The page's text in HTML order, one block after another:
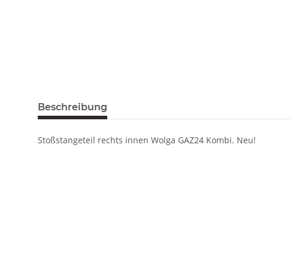
Beschreibung
Stoßstangeteil rechts innen Wolga GAZ24 Kombi. Neu!